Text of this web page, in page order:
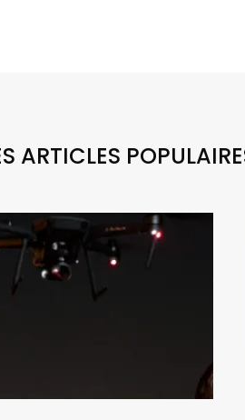
ARTICLES